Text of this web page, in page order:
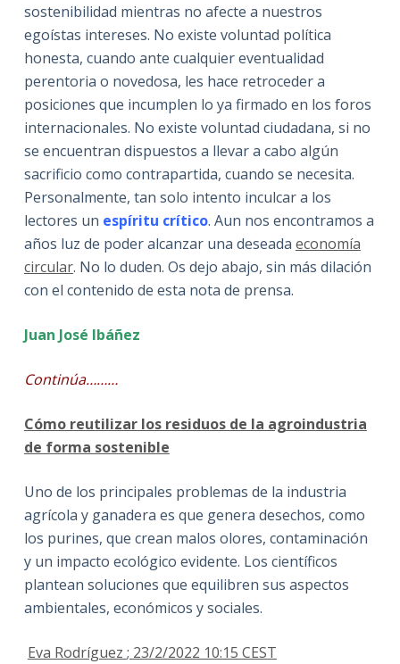
sostenibilidad mientras no afecte a nuestros
egoístas intereses. No existe voluntad política
honesta, cuando ante cualquier eventualidad
perentoria o novedosa, les hace retroceder a
posiciones que incumplen lo ya firmado en los foros
internacionales. No existe voluntad ciudadana, si no
se encuentran dispuestos a llevar a cabo algún
sacrificio como contrapartida, cuando se necesita.
Personalmente, tan solo intento inculcar a los
lectores un espíritu crítico. Aun nos encontramos a
años luz de poder alcanzar una deseada economía
circular. No lo duden. Os dejo abajo, sin más dilación
con el contenido de esta nota de prensa.
Juan José Ibáñez
Continúa………
Cómo reutilizar los residuos de la agroindustria
de forma sostenible
Uno de los principales problemas de la industria
agrícola y ganadera es que genera desechos, como
los purines, que crean malos olores, contaminación
y un impacto ecológico evidente. Los científicos
plantean soluciones que equilibren sus aspectos
ambientales, económicos y sociales.
Eva Rodríguez ; 23/2/2022 10:15 CEST